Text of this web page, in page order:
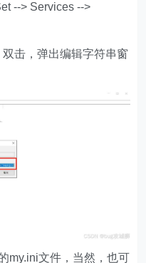
--> Services -->
击，弹出编辑字符串窗
my.ini文件，当然，也可